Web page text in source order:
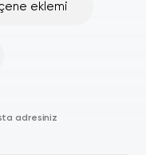
eklemi
adresiniz